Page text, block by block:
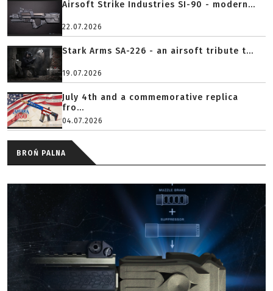
Airsoft Strike Industries SI-90 - modern...
22.07.2026
Stark Arms SA-226 - an airsoft tribute t...
19.07.2026
July 4th and a commemorative replica
fro...
04.07.2026
BROŃ PALNA